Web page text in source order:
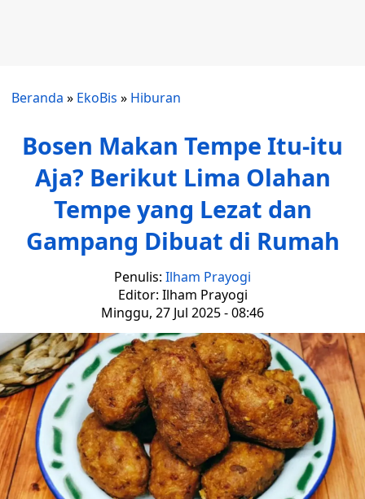
Beranda » EkoBis » Hiburan
Bosen Makan Tempe Itu-itu
Aja? Berikut Lima Olahan
Tempe yang Lezat dan
Gampang Dibuat di Rumah
Penulis: Ilham Prayogi
Editor: Ilham Prayogi
Minggu, 27 Jul 2025 - 08:46